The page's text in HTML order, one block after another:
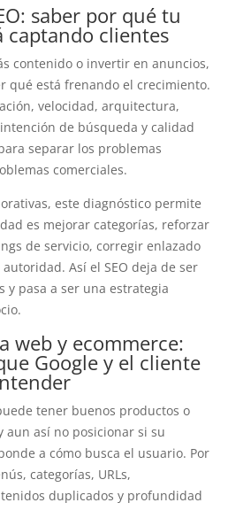
saber por qué tu
captando clientes
contenido o invertir en anuncios,
qué está frenando el crecimiento.
velocidad, arquitectura,
de búsqueda y calidad
separar los problemas
comerciales.
este diagnóstico permite
es mejorar categorías, reforzar
de servicio, corregir enlazado
Así el SEO deja de ser
y pasa a ser una estrategia
web y ecommerce:
Google y el cliente
tener buenos productos o
aun así no posicionar si su
a cómo busca el usuario. Por
categorías, URLs,
duplicados y profundidad